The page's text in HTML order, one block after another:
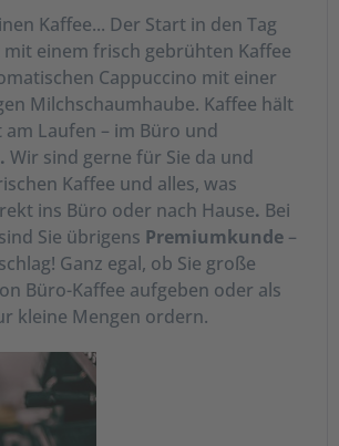
Kaffee... Der Start in den Tag
einem frisch gebrühten Kaffee
Cappuccino mit einer
Milchschaumhaube. Kaffee hält
Laufen – im Büro und
. Wir sind gerne für Sie da und
Kaffee und alles, was
ins Büro oder nach Hause. Bei
Sie übrigens Premiumkunde –
Ganz egal, ob Sie große
Büro-Kaffee aufgeben oder als
kleine Mengen ordern.